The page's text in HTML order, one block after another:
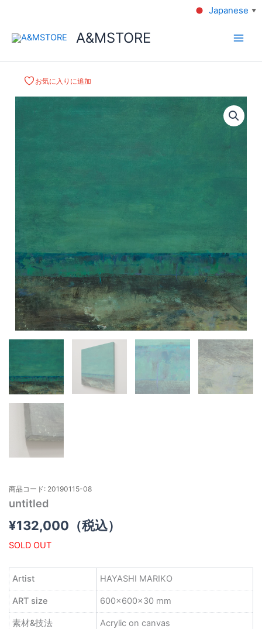
A&MSTORE
お気に入りに追加
商品コード: 20190115-08
untitled
¥132,000 （税込）
SOLD OUT
Artist HAYASHI MARIKO
ART size 600×600×30 mm
素材&技法 Acrylic on canvas
Japanese ▼